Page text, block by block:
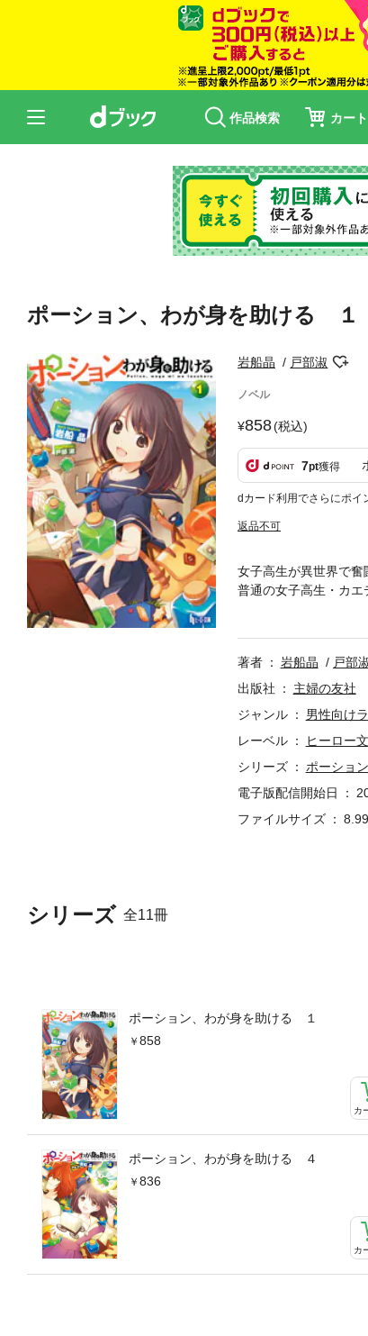
作品検索 カート
ポーション、わが身を助ける １
岩船晶 戸部淑
ノベル
858(税込)
7pt獲得
dカード利用でさらにポイ
返品不可
シリーズ 全11冊
ポーション、わが身を助ける １
858
カ
ポーション、わが身を助ける ４
836
カ
女子高生が異世界で奮
普通の女子高生・カエ
議な世界。異世界に
った。材料を揃えて「
ことを望みながら、ポ
いく……。河和 時久（
ー。「人類は衰退し
ーイラストなど、多方
著者 岩船晶
戸部
出版社
主婦の友社
ジャンル
男性向け
レーベル
ヒーロー
シリーズ
ポーショ
電子版配信開始日
ファイルサイズ